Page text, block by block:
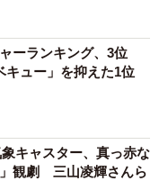
ーランキング、3位
キュー」を抑えた1位
キャスター、真っ赤な
観劇 三山凌輝さんら